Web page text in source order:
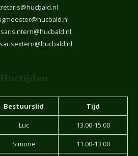
Huctijden
Bestuurslid Tijd
Luc 13.00-15.00
Simone 11.00-13.00